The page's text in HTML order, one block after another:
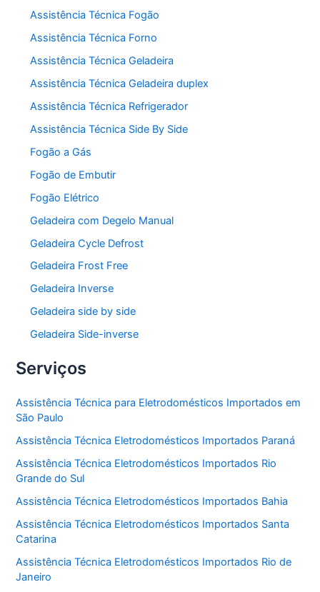
Assistência Técnica Fogão
Assistência Técnica Forno
Assistência Técnica Geladeira
Assistência Técnica Geladeira duplex
Assistência Técnica Refrigerador
Assistência Técnica Side By Side
Fogão a Gás
Fogão de Embutir
Fogão Elétrico
Geladeira com Degelo Manual
Geladeira Cycle Defrost
Geladeira Frost Free
Geladeira Inverse
Geladeira side by side
Geladeira Side-inverse
Serviços
Assistência Técnica para Eletrodomésticos Importados em
São Paulo
Assistência Técnica Eletrodomésticos Importados Paraná
Assistência Técnica Eletrodomésticos Importados Rio
Grande do Sul
Assistência Técnica Eletrodomésticos Importados Bahia
Assistência Técnica Eletrodomésticos Importados Santa
Catarina
Assistência Técnica Eletrodomésticos Importados Rio de
Janeiro